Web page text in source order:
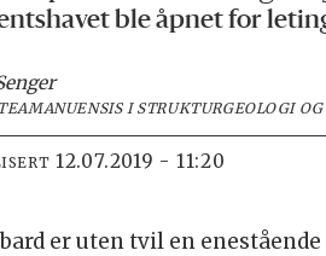
ble åpnet for
I STRUKTURGEOLOGI
12.07.2019 - 11:20
er uten tvil en